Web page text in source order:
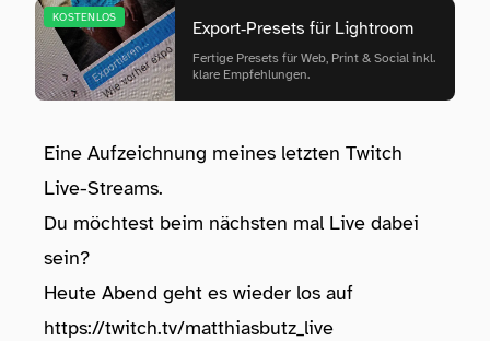
KOSTENLOS
Export‑Presets für Lightroom
Fertige Presets für Web, Print & Social inkl.
klare Empfehlungen.
Eine Aufzeichnung meines letzten Twitch
Live-Streams.
Du möchtest beim nächsten mal Live dabei
sein?
Heute Abend geht es wieder los auf
https://twitch.tv/matthiasbutz_live